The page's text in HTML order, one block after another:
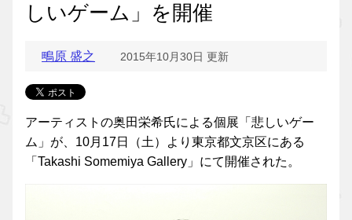
しいゲーム」を開催
鴫原 盛之 2015年10月30日 更新
アーティストの奥田栄希氏による個展「悲しいゲー
ム」が、10月17日（土）より東京都文京区にある
「Takashi Somemiya Gallery」にて開催された。